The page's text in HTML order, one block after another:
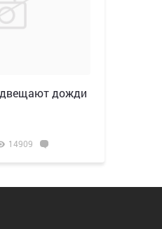
дожди
14909